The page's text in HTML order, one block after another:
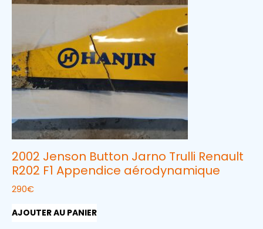
2002 Jenson Button Jarno Trulli Renault
R202 F1 Appendice aérodynamique
290€
AJOUTER AU PANIER